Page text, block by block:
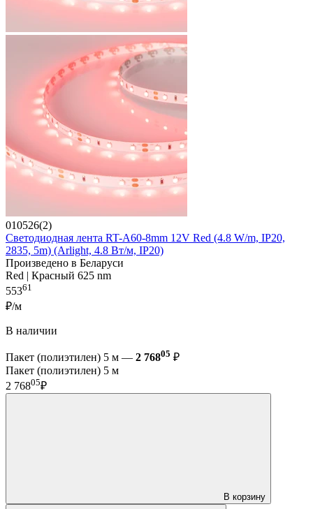
010526(2)
Светодиодная лента RT-A60-8mm 12V Red (4.8 W/m, IP20,
2835, 5m) (Arlight, 4.8 Вт/м, IP20)
Произведено в Беларуси
Red | Красный 625 nm
55361
₽/м
В наличии
Пакет (полиэтилен) 5 м — 2 76805 ₽
Пакет (полиэтилен) 5 м
2 76805₽
В корзину